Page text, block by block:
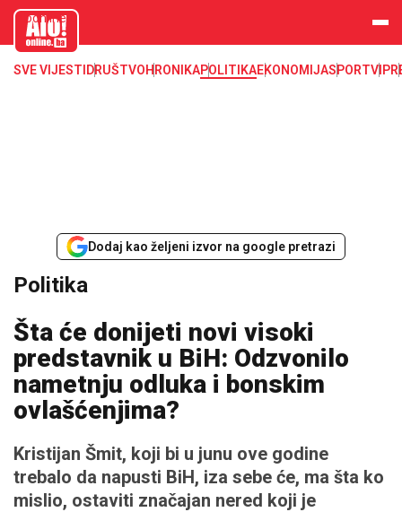
aloonline.b
SVE VIJESTI DRUŠTVOHRONIKAPOLITIKAEKONOMIJASPORTVIP
Dodaj kao željeni izvor na google pretrazi
Politika
Šta će donijeti novi visoki
predstavnik u BiH: Odzvonilo
nametnju odluka i bonskim
ovlašćenjima?
Kristijan Šmit, koji bi u junu ove godine
trebalo da napusti BiH, iza sebe će, ma šta ko
mislio, ostaviti značajan nered koji je